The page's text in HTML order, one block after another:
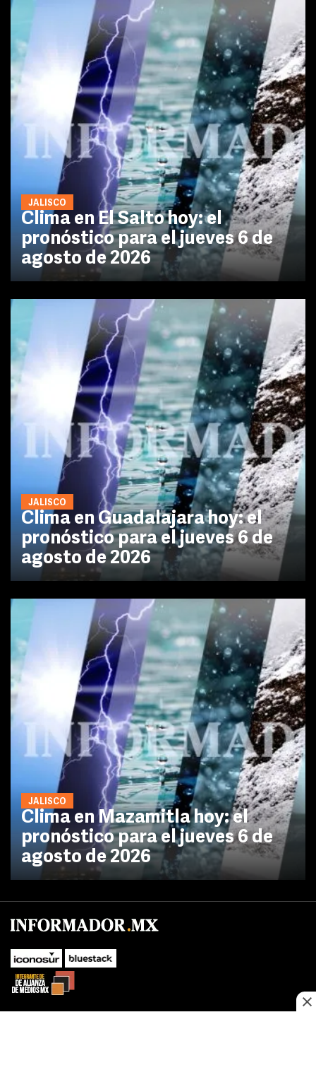
JALISCO
Clima en El Salto hoy: el
pronóstico para el jueves 6 de
agosto de 2026
JALISCO
Clima en Guadalajara hoy: el
pronóstico para el jueves 6 de
agosto de 2026
JALISCO
Clima en Mazamitla hoy: el
pronóstico para el jueves 6 de
agosto de 2026